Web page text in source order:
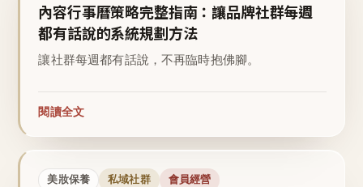
內容行事曆策略完整指南：讓品牌社群每週
都有話說的系統規劃方法
讓社群每週都有話說，不再臨時抱佛腳。
閱讀全文
美妝保養 私域社群 會員經營